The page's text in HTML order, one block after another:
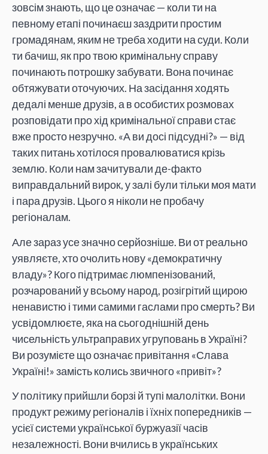
зовсім знають, що це означає — коли ти на
певному етапі починаєш заздрити простим
громадянам, яким не треба ходити на суди. Коли
ти бачиш, як про твою кримінальну справу
починають потрошку забувати. Вона починає
обтяжувати оточуючих. На засідання ходять
дедалі менше друзів, а в особистих розмовах
розповідати про хід кримінальної справи стає
вже просто незручно. «А ви досі підсудні?» — від
таких питань хотілося провалюватися крізь
землю. Коли нам зачитували де-факто
виправдальний вирок, у залі були тільки моя мати
і пара друзів. Цього я ніколи не пробачу
регіоналам.
Але зараз усе значно серйозніше. Ви от реально
уявляєте, хто очолить нову «демократичну
владу»? Кого підтримає люмпенізований,
розчарований у всьому народ, розігрітий щирою
ненавистю і тими самими гаслами про смерть? Ви
усвідомлюєте, яка на сьогоднішній день
чисельність ультраправих угруповань в Україні?
Ви розумієте що означає привітання «Слава
Україні!» замість колись звичного «привіт»?
У політику прийшли борзі й тупі малолітки. Вони
продукт режиму регіоналів і їхніх попередників —
усієї системи української буржуазії часів
незалежності. Вони вчились в українських